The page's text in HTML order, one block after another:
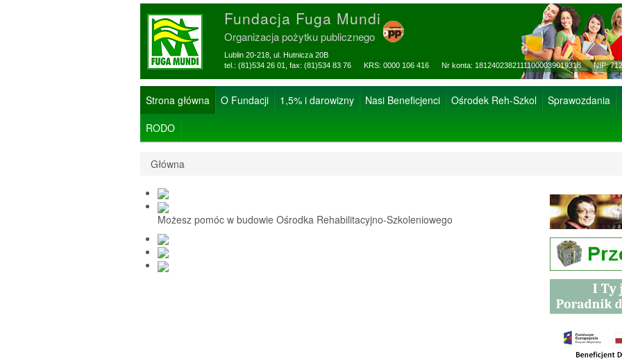
Fundacja Fuga Mundi
Organizacja pożytku publicznego
Lublin 20-218, ul. Hutnicza 20B
tel.: (81)534 26 01, fax: (81)534 83 76 KRS: 0000 106 416 Nr konta: 18124023821111000039019318 NIP:
Strona główna O Fundacji 1,5% i darowizny Nasi Beneficjenci Ośrodek Reh-Szkol Sprawozdania
RODO
Główna
Możesz pomóc w budowie Ośrodka Rehabilitacyjno-Szkoleniowego